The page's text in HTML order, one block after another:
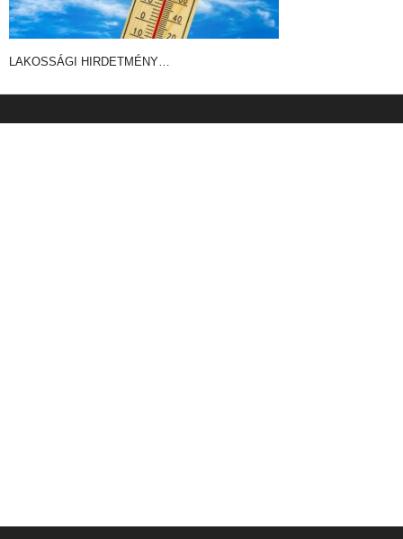
LAKOSSÁGI HIRDETMÉNY…